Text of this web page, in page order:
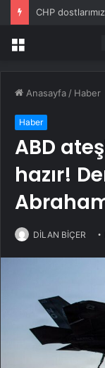
CHP
Menü
Anasayfa / Haber
Haber
ABD
hazır!
DİLAN BİÇER